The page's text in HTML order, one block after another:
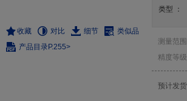
收藏 对比 细节
类似品
产品目录P.255>
类型 ：
测量范
精度等级
预计发货